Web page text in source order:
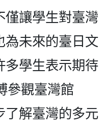
僅讓學生對臺灣
為未來的臺日文
多學生表示期待
參觀臺灣館
了解臺灣的多元